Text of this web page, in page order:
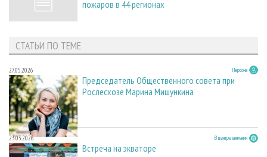
пожаров в 44 регионах
СТАТЬИ ПО ТЕМЕ
27.05.2026 Персона
Председатель Общественного совета при
Рослесхозе Марина Мишункина
23.03.2026 В центре внимания
Встреча на экваторе